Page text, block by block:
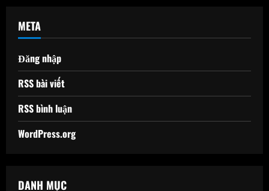
META
Đăng nhập
RSS bài viết
RSS bình luận
WordPress.org
DANH MỤC